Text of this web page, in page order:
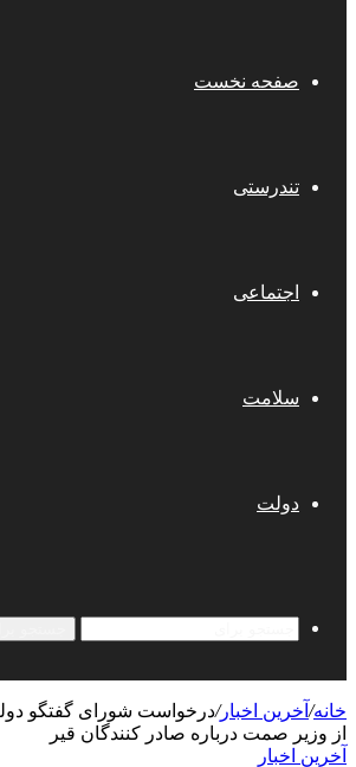
صفحه نخست
تندرستی
اجتماعی
سلامت
دولت
خانه/ آخرین اخبار/درخواست شورای گفتگو
از وزیر صمت درباره صادر کنندگان قیر
آخرین اخبار